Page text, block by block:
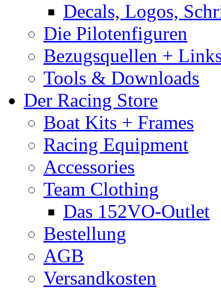
Decals, Logos,
Die Pilotenfiguren
Bezugsquellen +
Tools & Downloads
Der Racing Store
Boat Kits + Frames
Racing Equipment
Accessories
Team Clothing
Das 152VO-Outlet
Bestellung
AGB
Versandkosten